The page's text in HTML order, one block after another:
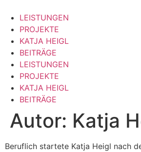
Inhalt
springen
LEISTUNGEN
PROJEKTE
KATJA HEIGL
BEITRÄGE
LEISTUNGEN
PROJEKTE
KATJA HEIGL
BEITRÄGE
Autor: Katja
Beruflich startete Katja Heigl nach